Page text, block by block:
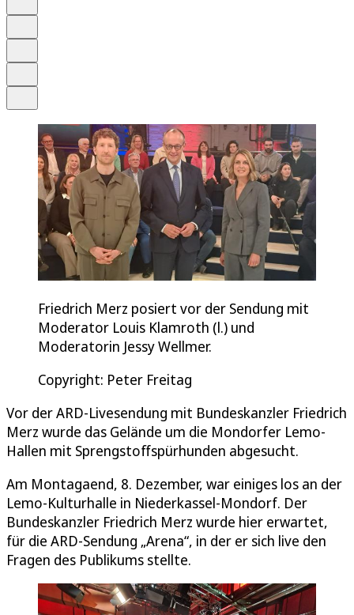
Friedrich Merz posiert vor der Sendung mit
Moderator Louis Klamroth (l.) und
Moderatorin Jessy Wellmer.
Copyright: Peter Freitag
Vor der ARD-Livesendung mit Bundeskanzler Friedrich
Merz wurde das Gelände um die Mondorfer Lemo-
Hallen mit Sprengstoffspürhunden abgesucht.
Am Montagaend, 8. Dezember, war einiges los an der
Lemo-Kulturhalle in Niederkassel-Mondorf. Der
Bundeskanzler Friedrich Merz wurde hier erwartet,
für die ARD-Sendung „Arena“, in der er sich live den
Fragen des Publikums stellte.